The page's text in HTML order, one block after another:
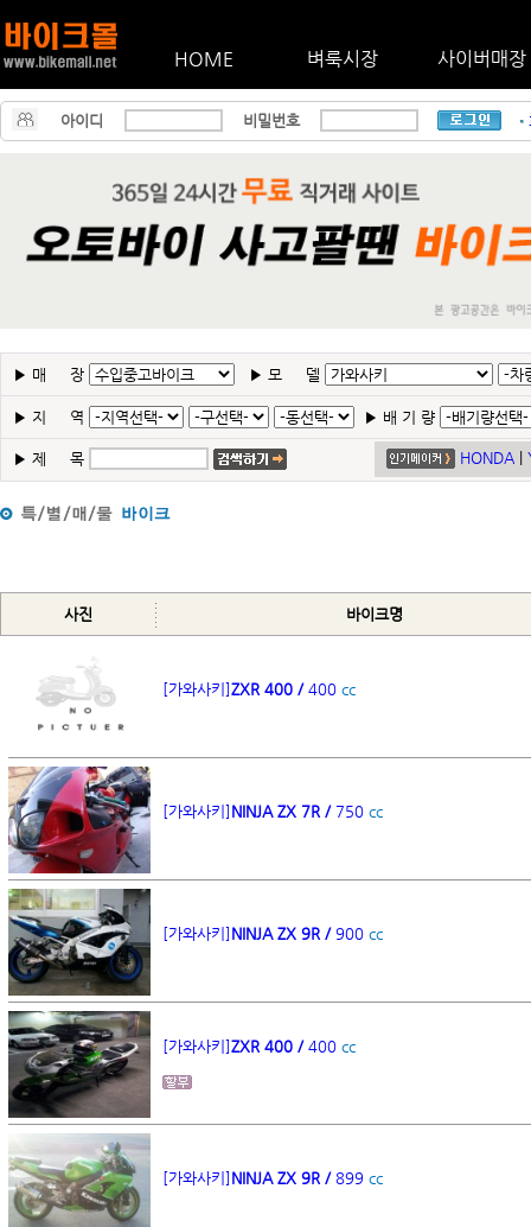
HOME 벼룩시장 사이버매장
아이디 비밀번호
▶ 매 장 ▶ 모 델
▶ 지 역 ▶ 배 기 량
▶ 제 목 HONDA |
사진 바이크명
[가와사키]ZXR 400 / 400 cc
[가와사키] NINJA ZX 7R / 750 cc
[가와사키] NINJA ZX 9R / 900 cc
[가와사키]ZXR 400 / 400 cc
[가와사키] NINJA ZX 9R / 899 cc